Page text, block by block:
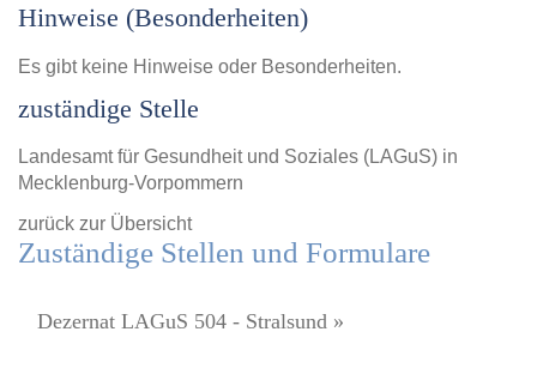
Hinweise (Besonderheiten)
Es gibt keine Hinweise oder Besonderheiten.
zuständige Stelle
Landesamt für Gesundheit und Soziales (LAGuS) in
Mecklenburg-Vorpommern
zurück zur Übersicht
Zuständige Stellen und Formulare
Dezernat LAGuS 504 - Stralsund »